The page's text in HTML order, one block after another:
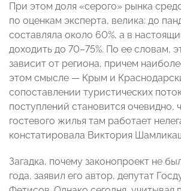
При этом доля «серого» рынка
по оценкам эксперта, велика: до
составляла около 60%, а в
доходить до 70–75%. По ее словам,
зависит от региона, причем
этом смысле — Крым и
сопоставлении туристических
поступлений становится очевидно,
гостевого жилья там работает
констатировала Виктория
Загадка, почему законопроект не
года, заявил его автор, депутат